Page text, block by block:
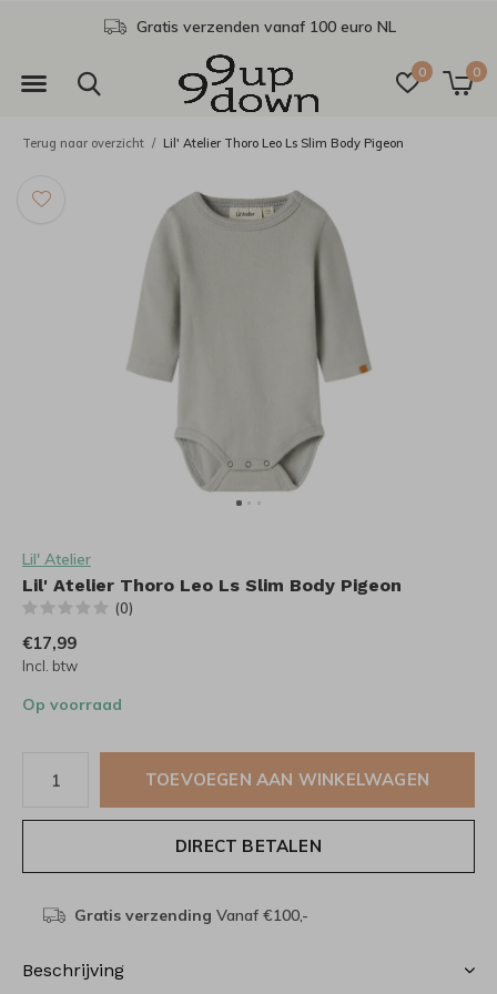
0 0
Gratis verzenden vanaf 100 euro NL
Terug naar overzicht Lil' Atelier Thoro Leo Ls Slim Body Pigeon
Lil' Atelier
Lil' Atelier Thoro Leo Ls Slim Body Pigeon
(0)
€17,99
Incl. btw
Op voorraad
TOEVOEGEN AAN WINKELWAGEN
DIRECT BETALEN
Gratis verzending Vanaf €100,-
Beschrijving